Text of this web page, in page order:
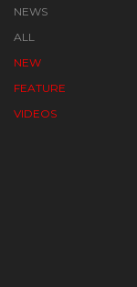
NEWS
ALL
NEW
FEATURE
VIDEOS